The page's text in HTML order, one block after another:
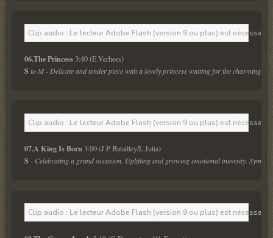
Clip audio : Le lecteur Adobe Flash (version 9 ou plus) est
06.The Princess 3:40 (E.Verhees)
S to M - Delicate and tender piece with a lovely princess waiting for the charming
Clip audio : Le lecteur Adobe Flash (version 9 ou plus) est
07.A King Is Born 3:00 (J.P Batailley/L.Julia)
S - Celebrating a grand occasion. Uplifting and growing emotional intensity.
Clip audio : Le lecteur Adobe Flash (version 9 ou plus) est